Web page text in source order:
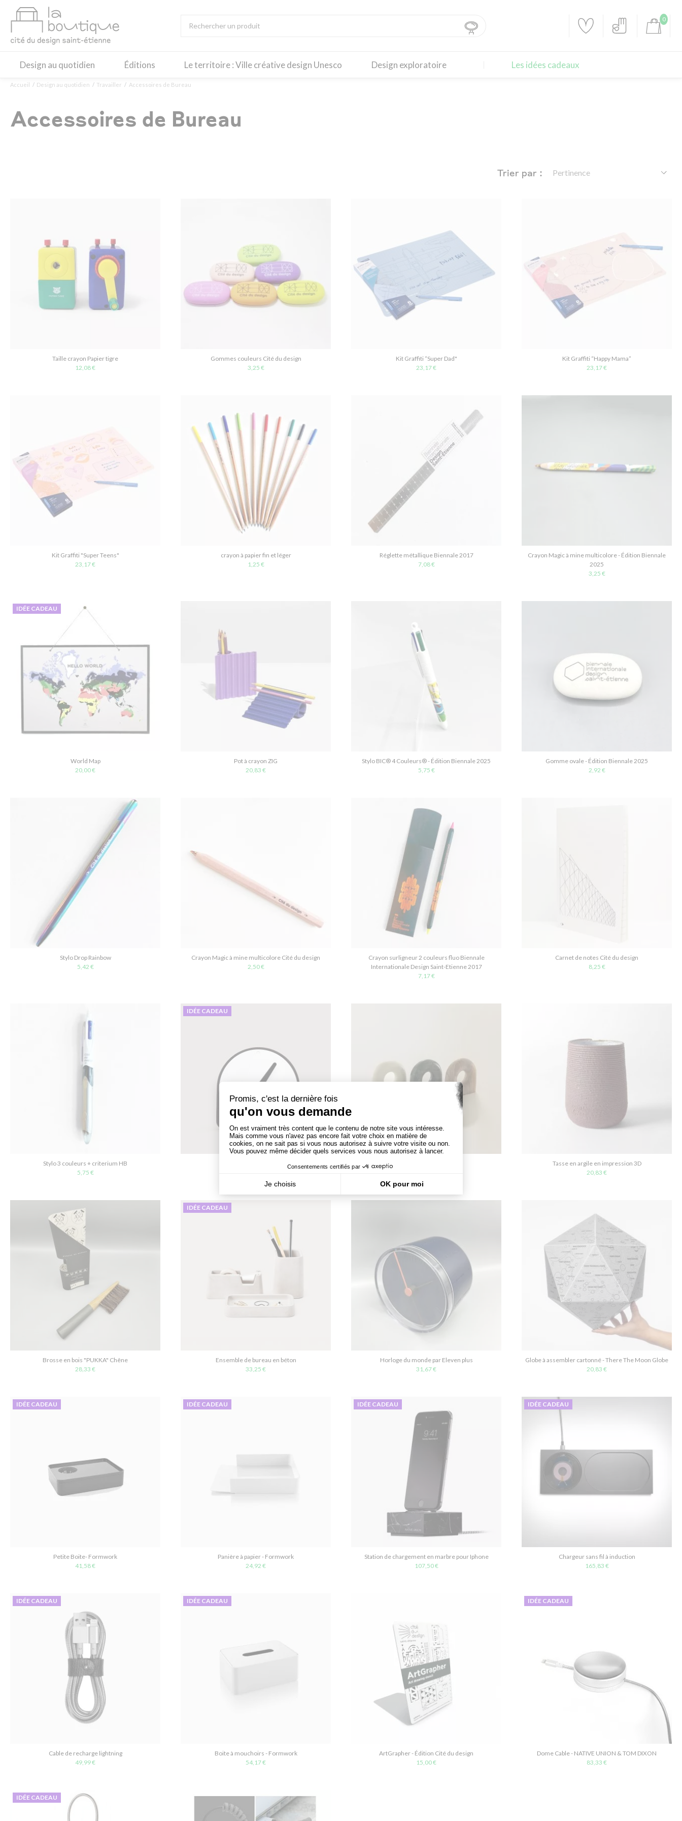
0
Design au quotidien Éditions Le territoire : Ville créative design Unesco Design exploratoire Les idées cadeaux
Accueil Design au quotidien Travailler Accessoires de Bureau
Accessoires de Bureau
Trier par :
Taille crayon Papier tigre
12,08 €
Gommes couleurs Cité du design
3,25 €
Kit Graffiti “Super Dad"
23,17 €
Kit Graffiti “Happy Mama”
23,17 €
Kit Graffiti "Super Teens"
23,17 €
crayon à papier fin et léger
1,25 €
Réglette métallique Biennale 2017
7,08 €
Crayon Magic à mine multicolore - Édition Biennale
2025
3,25 €
IDÉE CADEAU
World Map
20,00 €
Pot à crayon ZIG
20,83 €
Stylo BIC® 4 Couleurs® - Édition Biennale 2025
5,75 €
Gomme ovale - Édition Biennale 2025
2,92 €
Stylo Drop Rainbow
5,42 €
Crayon Magic à mine multicolore Cité du design
2,50 €
Crayon surligneur 2 couleurs fluo Biennale
Internationale Design Saint-Etienne 2017
7,17 €
Carnet de notes Cité du design
8,25 €
Stylo 3 couleurs + criterium HB
5,75 €
IDÉE CADEAU
Horloge en liège "Clork"
Tasse en argile en impression 3D
20,83 €
Brosse en bois "PUKKA" Chêne
28,33 €
IDÉE CADEAU
Ensemble de bureau en béton
33,25 €
Horloge du monde par Eleven plus
31,67 €
Globe à assembler cartonné - There The Moon Globe
20,83 €
IDÉE CADEAU
Petite Boite- Formwork
41,58 €
IDÉE CADEAU
Panière à papier - Formwork
24,92 €
IDÉE CADEAU
Station de chargement en marbre pour Iphone
107,50 €
IDÉE CADEAU
Chargeur sans fil à induction
165,83 €
IDÉE CADEAU
Cable de recharge lightning
49,99 €
IDÉE CADEAU
Boite à mouchoirs - Formwork
54,17 €
ArtGrapher - Édition Cité du design
15,00 €
IDÉE CADEAU
Dome Cable - NATIVE UNION & TOM DIXON
83,33 €
IDÉE CADEAU